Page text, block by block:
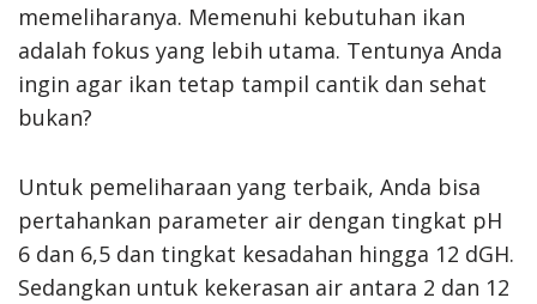
memeliharanya. Memenuhi kebutuhan ikan
adalah fokus yang lebih utama. Tentunya Anda
ingin agar ikan tetap tampil cantik dan sehat
bukan?
Untuk pemeliharaan yang terbaik, Anda bisa
pertahankan parameter air dengan tingkat pH
6 dan 6,5 dan tingkat kesadahan hingga 12 dGH.
Sedangkan untuk kekerasan air antara 2 dan 12